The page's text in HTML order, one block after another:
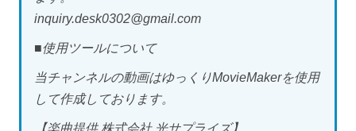
inquiry.desk0302@gmail.com
■使用ツールについて
当チャンネルの動画はゆっくりMovieMakerを使用
して作成しております。
【楽曲提供 株式会社 光サプライズ】